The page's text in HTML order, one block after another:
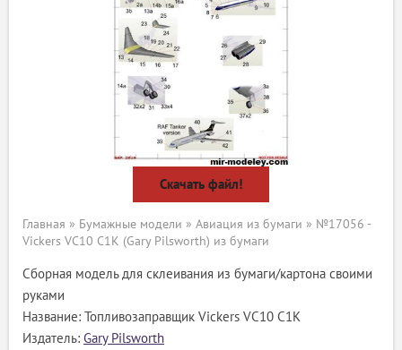
Скачать файл!
Главная » Бумажные модели » Авиация из бумаги » №17056 -
Vickers VC10 C1K (Gary Pilsworth) из бумаги
Сборная модель для склеивания из бумаги/картона своими
руками
Название: Топливозаправщик Vickers VC10 C1K
Издатель: Gary Pilsworth